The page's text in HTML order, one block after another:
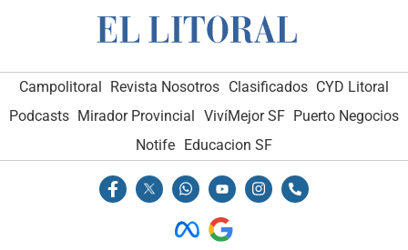
Campolitoral Revista Nosotros Clasificados CYD Litoral
Podcasts Mirador Provincial VivíMejor SF Puerto Negocios
Notife Educacion SF